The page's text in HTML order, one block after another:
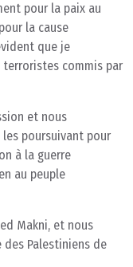
pour la paix au
la cause
que je
terroristes commis par
et nous
les poursuivant pour
à la guerre
au peuple
Makni, et nous
Palestiniens de